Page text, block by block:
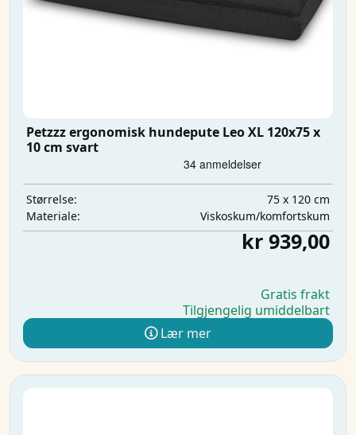
Petzzz ergonomisk hundepute Leo XL 120x75 x
10 cm svart
Størrelse:
75 x 120 cm
Materiale:
Viskoskum/komfortskum
kr 939,00
Gratis frakt
Tilgjengelig umiddelbart
Lær mer